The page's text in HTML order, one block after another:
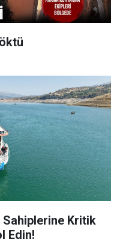
Sahiplerine Kritik
Edin!